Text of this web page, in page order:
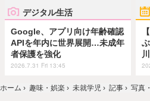
デジタル生活
Google、アプリ向け年齢確認
APIを年内に世界展開…未成年
者保護を強化
2026.7.31 Fri 13:45
ホーム › 趣味・娯楽 › 未就学児 › 記事 › 写真